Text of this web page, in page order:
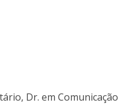
Dr. em Comunicação